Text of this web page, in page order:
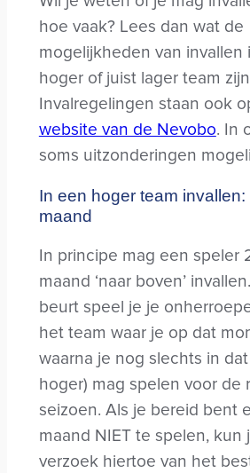
hoe vaak? Lees dan wat de
mogelijkheden van invallen
hoger of juist lager team
Invalregelingen staan ook
website van de Nevobo. In
soms uitzonderingen
In een hoger team invallen:
maand
In principe mag een speler
maand ‘naar boven’
beurt speel je je
het team waar je op dat
waarna je nog slechts in
hoger) mag spelen voor de
seizoen. Als je bereid bent
maand NIET te spelen, kun
verzoek hiertoe van het